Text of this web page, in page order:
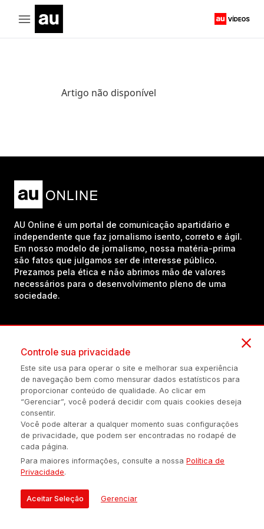
Artigo não disponível
AU Online é um portal de comunicação apartidário e
independente que faz jornalismo isento, correto e ágil.
Em nosso modelo de jornalismo, nossa matéria-prima
são fatos que julgamos ser de interesse público.
Prezamos pela ética e não abrimos mão de valores
necessários para o desenvolvimento pleno de uma
sociedade.
(54) 98434-8385
Política de privacidade Configuração de Cookies Quem Somos
É proibida a reprodução do conteúdo desta página em qualquer
meio de comunicação, eletrônico ou impreso, sem autorização
escrita de Auonline Comunicação Eireli.
© 2026 AUONLINE COMUNICAÇÃO EIRELI - CNPJ: 17.375.200/0001-
21
Controle sua privacidade
Este site usa para operar o site e melhorar sua experiência
de navegação bem como mensurar dados estatísticos para
proporcionar conteúdo de qualidade. Ao clicar em
“Gerenciar”, você poderá decidir com quais cookies deseja
consentir.
Você pode alterar a qualquer momento suas configurações
de privacidade, que podem ser encontradas no rodapé de
cada página.
Para maiores informações, consulte a nossaPolítica de
Privacidade.
Aceitar Seleção Gerenciar